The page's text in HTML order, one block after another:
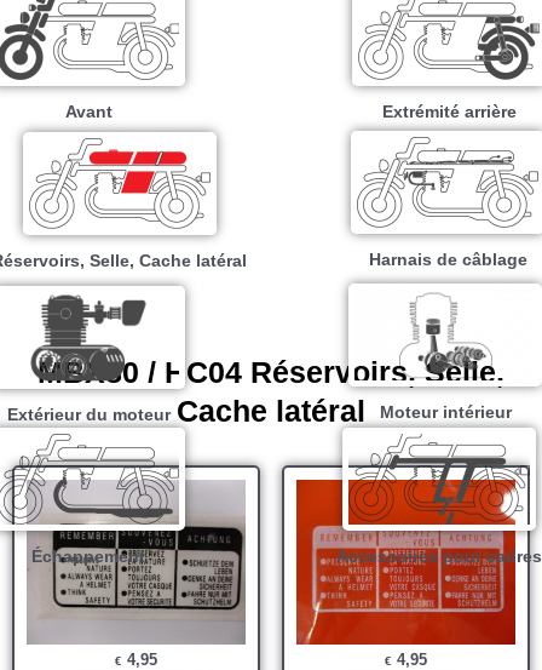
Avant Extrémité arrière
Selle, Cache latéral Harnais de câblage
Extérieur du moteur Moteur intérieur​
Échappement Accessoires pour cadres
MBX80 / HC04 Réservoirs, Selle,
Cache latéral
€ 4,95 € 4,95